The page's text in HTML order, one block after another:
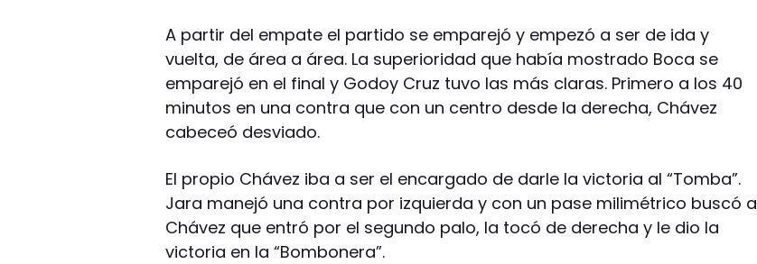
A partir del empate el partido se emparejó y empezó a ser de ida y
vuelta, de área a área. La superioridad que había mostrado Boca se
emparejó en el final y Godoy Cruz tuvo las más claras. Primero a los 40
minutos en una contra que con un centro desde la derecha, Chávez
cabeceó desviado.
El propio Chávez iba a ser el encargado de darle la victoria al “Tomba”.
Jara manejó una contra por izquierda y con un pase milimétrico buscó a
Chávez que entró por el segundo palo, la tocó de derecha y le dio la
victoria en la “Bombonera”.